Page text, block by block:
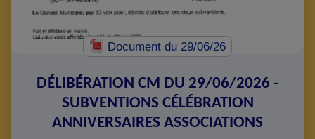
Documentdu 29/06/26
DÉLIBÉRATION CM DU 29/06/2026 -
SUBVENTIONS CÉLÉBRATION
ANNIVERSAIRES ASSOCIATIONS